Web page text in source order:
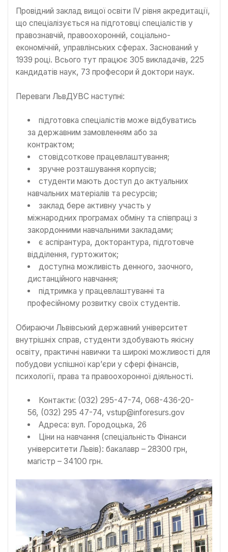
Провідний заклад вищої освіти IV рівня акредитації,
що спеціалізується на підготовці спеціалістів у
правознавчій, правоохоронній, соціально-
економічній, управлінських сферах. Заснований у
1939 році. Всього тут працює 305 викладачів, 225
кандидатів наук, 73 професори й доктори наук.
Переваги ЛьвДУВС наступні:
підготовка спеціалістів може відбуватись
за державним замовленням або за
контрактом;
стовідсоткове працевлаштування;
зручне розташування корпусів;
студенти мають доступ до актуальних
навчальних матеріалів та ресурсів;
заклад бере активну участь у
міжнародних програмах обміну та співпраці з
закордонними навчальними закладами;
є аспірантура, докторантура, підготовче
відділення, гуртожиток;
доступна можливість денного, заочного,
дистанційного навчання;
підтримка у працевлаштуванні та
професійному розвитку своїх студентів.
Обираючи Львівський державний університет
внутрішніх справ, студенти здобувають якісну
освіту, практичні навички та широкі можливості для
побудови успішної кар’єри у сфері фінансів,
психології, права та правоохоронної діяльності.
Контакти: (032) 295-47-74, 068-436-20-
56, (032) 295 47-74, vstup@inforesurs.gov
Адреса: вул. Городоцька, 26
Ціни на навчання (спеціальність Фінанси
університети Львів): бакалавр – 28300 грн,
магістр – 34100 грн.